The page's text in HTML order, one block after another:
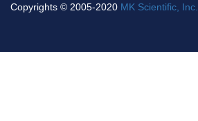
Copyrights © 2005-2020 MK Scientific, Inc.